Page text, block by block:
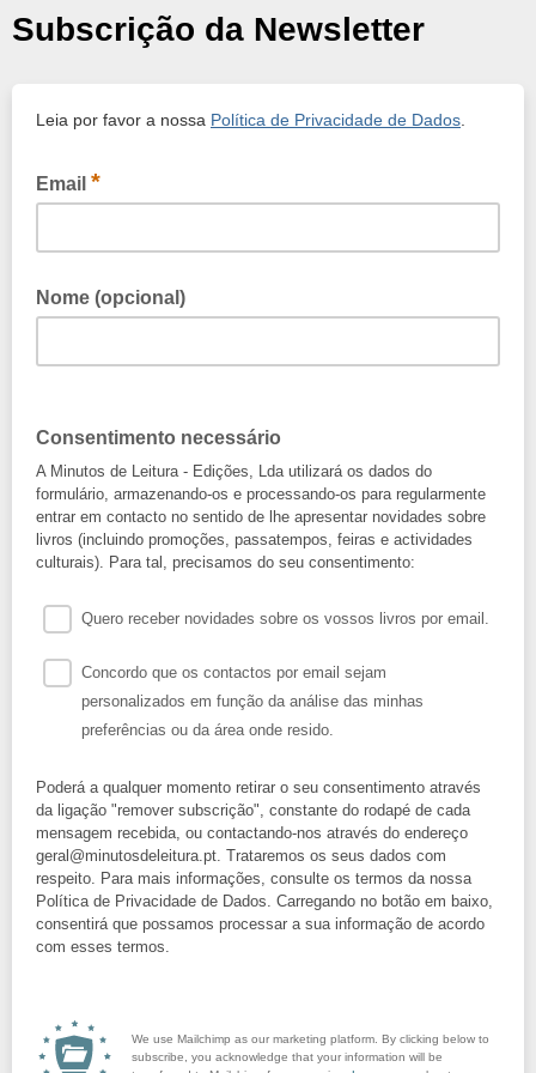
Subscrição da Newsletter
Leia por favor a nossa Política de Privacidade de Dados
Email *
Nome (opcional)
Consentimento necessário
A Minutos de Leitura - Edições, Lda utilizará os dados do
formulário, armazenando-os e processando-os para regularmente
entrar em contacto no sentido de lhe apresentar novidades sobre
livros (incluindo promoções, passatempos, feiras e actividades
culturais). Para tal, precisamos do seu consentimento:
Quero receber novidades sobre os vossos livros por email.
Concordo que os contactos por email sejam
personalizados em função da análise das minhas
preferências ou da área onde resido.
Poderá a qualquer momento retirar o seu consentimento através
da ligação "remover subscrição", constante do rodapé de cada
mensagem recebida, ou contactando-nos através do endereço
geral@minutosdeleitura.pt. Trataremos os seus dados com
respeito. Para mais informações, consulte os termos da nossa
Política de Privacidade de Dados. Carregando no botão em baixo,
consentirá que possamos processar a sua informação de acordo
com esses termos.
We use Mailchimp as our marketing platform. By clicking below to
subscribe, you acknowledge that your information will be